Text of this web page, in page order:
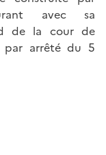
avec sa
de la cour de
par arrêté du 5